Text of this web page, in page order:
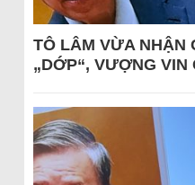
TÔ LÂM VỪA NHẬN
„DỚP“, VƯỢNG VIN